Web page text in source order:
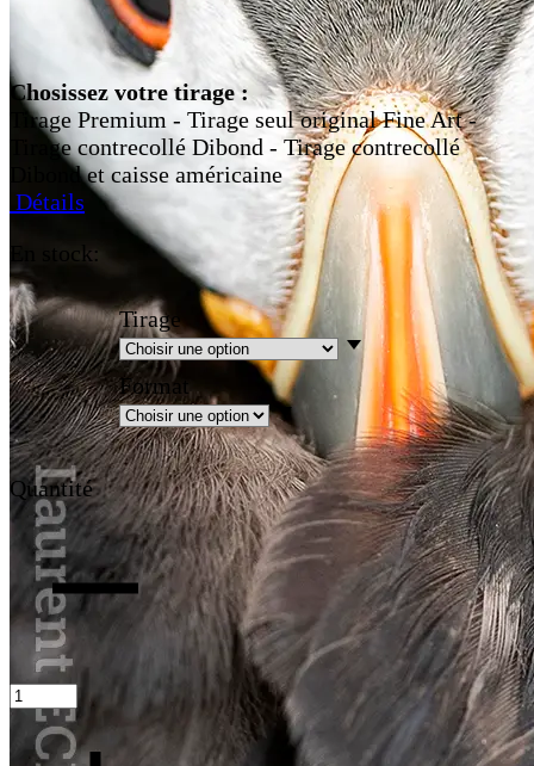
Chosissez votre tirage :
Tirage Premium - Tirage seul original Fine Art -
Tirage contrecollé Dibond - Tirage contrecollé
Dibond et caisse américaine
Détails
En stock:
Tirage
Format
Quantité